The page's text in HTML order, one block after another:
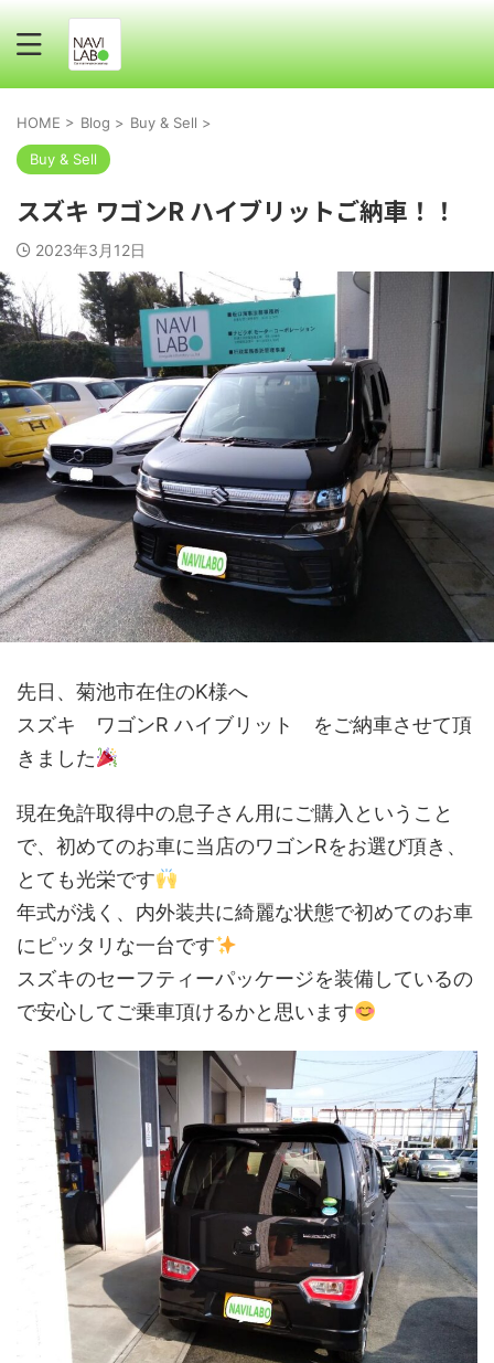
HOME > Blog > Buy & Sell >
Buy & Sell
スズキ ワゴンR ハイブリットご納車！！
2023年3月12日
先日、菊池市在住のK様へ
スズキ ワゴンR ハイブリット をご納車させて頂
きました
現在免許取得中の息子さん用にご購入ということ
で、初めてのお車に当店のワゴンRをお選び頂き、
とても光栄です
年式が浅く、内外装共に綺麗な状態で初めてのお車
にピッタリな一台です
スズキのセーフティーパッケージを装備しているの
で安心してご乗車頂けるかと思います